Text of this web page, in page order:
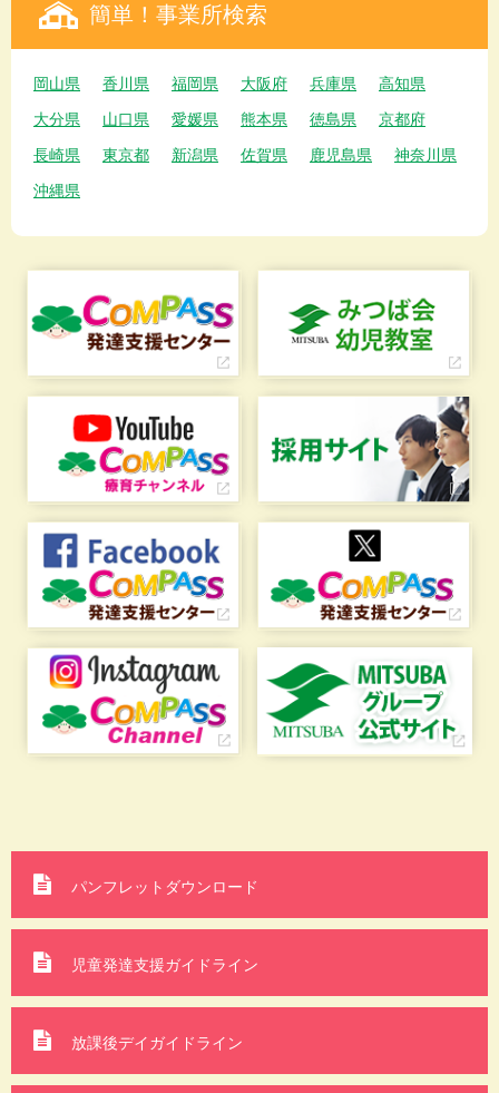
簡単！事業所検索
岡山県 香川県 福岡県 大阪府 兵庫県
高知県
大分県
山口県 愛媛県 熊本県 徳島県
京都府
長崎県
東京都 新潟県 佐賀県 鹿児島県
神奈川県
沖縄県
パンフレットダウンロード
児童発達支援ガイドライン
放課後デイガイドライン